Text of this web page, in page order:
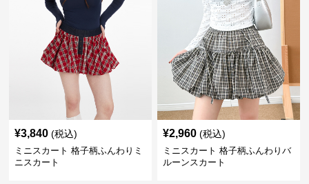
¥3,840 (税込)
ミニスカート 格子柄ふんわりミ
ニスカート
¥2,960 (税込)
ミニスカート 格子柄ふんわりバ
ルーンスカート